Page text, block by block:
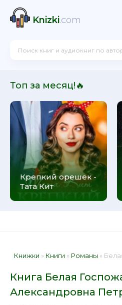
Knizki.com
Топ за месяц!🔥
Крепкий орешек -
Тата Кит
Книжки » Книги » Романы » Белая
Книга Белая
Александровна